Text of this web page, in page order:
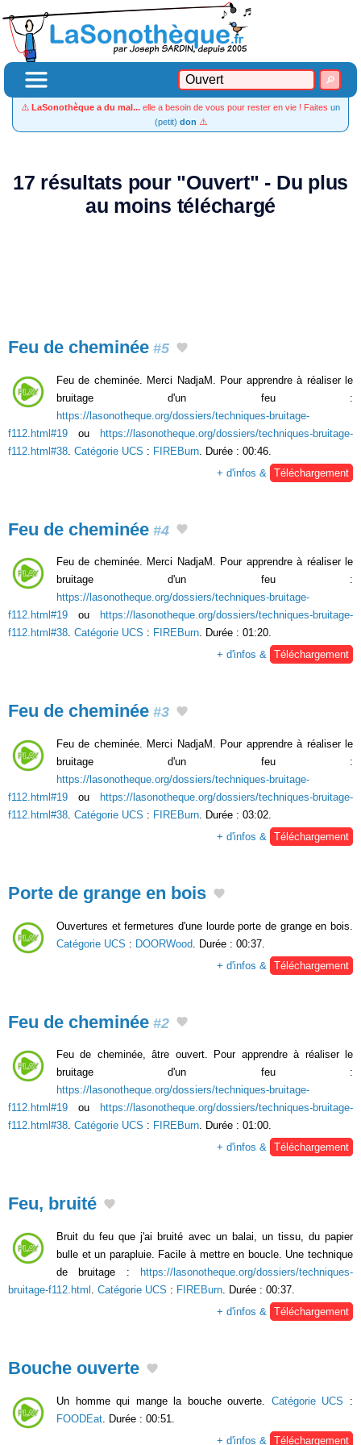
⚠️ LaSonothèque a du mal... elle a besoin de vous pour rester en vie ! Faites un
(petit) don ⚠️
17 résultats pour "Ouvert" - Du plus
au moins téléchargé
Feu de cheminée #5
Feu de cheminée. Merci NadjaM. Pour apprendre à réaliser le
bruitage d'un feu :
https://lasonotheque.org/dossiers/techniques-bruitage-
f112.html#19 ou https://lasonotheque.org/dossiers/techniques-bruitage-
f112.html#38 Catégorie UCS : FIREBurn . Durée : 00:46.
+ d'infos &
Téléchargement
Feu de cheminée #4
Feu de cheminée. Merci NadjaM. Pour apprendre à réaliser le
bruitage d'un feu :
https://lasonotheque.org/dossiers/techniques-bruitage-
f112.html#19 ou
https://lasonotheque.org/dossiers/techniques-bruitage-
f112.html#38. Catégorie UCS : FIREBurn. Durée : 01:20.
+ d'infos & Téléchargement
Feu de cheminée #3
Feu de cheminée. Merci NadjaM. Pour apprendre à réaliser le
bruitage d'un feu :
https://lasonotheque.org/dossiers/techniques-bruitage-
f112.html#19 ou
https://lasonotheque.org/dossiers/techniques-bruitage-
f112.html#38 Catégorie UCS : FIREBurn . Durée : 03:02.
+ d'infos &
Téléchargement
Porte de grange en bois
Ouvertures et fermetures d'une lourde porte de grange en bois.
Catégorie UCS : DOORWood . Durée : 00:37.
+ d'infos &
Téléchargement
Feu de cheminée #2
Feu de cheminée, âtre ouvert. Pour apprendre à réaliser le
bruitage d'un feu :
https://lasonotheque.org/dossiers/techniques-bruitage-
f112.html#19 ou
https://lasonotheque.org/dossiers/techniques-bruitage-
f112.html#38. Catégorie UCS : FIREBurn. Durée : 01:00.
+ d'infos & Téléchargement
Feu, bruité
Bruit du feu que j'ai bruité avec un balai, un tissu, du papier
bulle et un parapluie. Facile à mettre en boucle. Une technique
de bruitage :
https://lasonotheque.org/dossiers/techniques-
bruitage-f112.html
Catégorie UCS : FIREBurn . Durée : 00:37.
+ d'infos &
Téléchargement
Bouche ouverte
Un homme qui mange la bouche ouverte. Catégorie UCS :
FOODEat . Durée : 00:51.
+ d'infos &
Téléchargement